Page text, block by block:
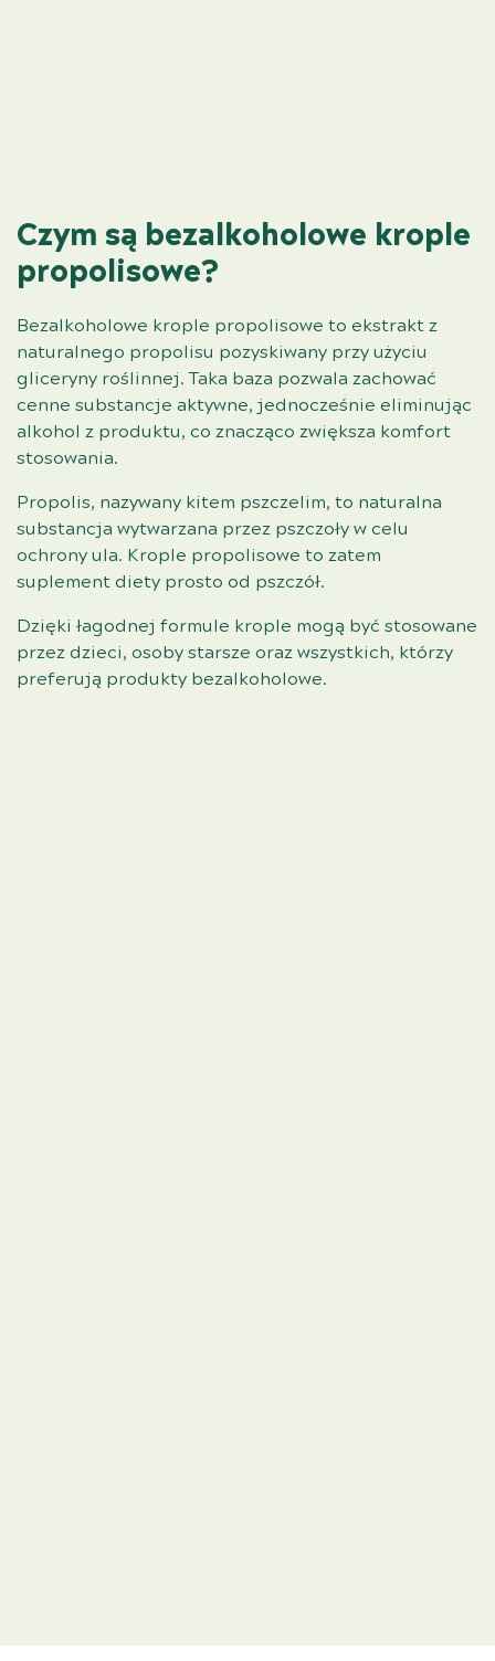
Czym są bezalkoholowe krople
propolisowe?
Bezalkoholowe krople propolisowe to ekstrakt z
naturalnego propolisu pozyskiwany przy użyciu
gliceryny roślinnej. Taka baza pozwala zachować
cenne substancje aktywne, jednocześnie eliminując
alkohol z produktu, co znacząco zwiększa komfort
stosowania.
Propolis, nazywany kitem pszczelim, to naturalna
substancja wytwarzana przez pszczoły w celu
ochrony ula. Krople propolisowe to zatem
suplement diety prosto od pszczół.
Dzięki łagodnej formule krople mogą być stosowane
przez dzieci, osoby starsze oraz wszystkich, którzy
preferują produkty bezalkoholowe.